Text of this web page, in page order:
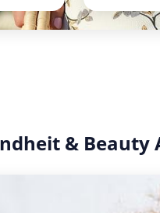
& Beauty